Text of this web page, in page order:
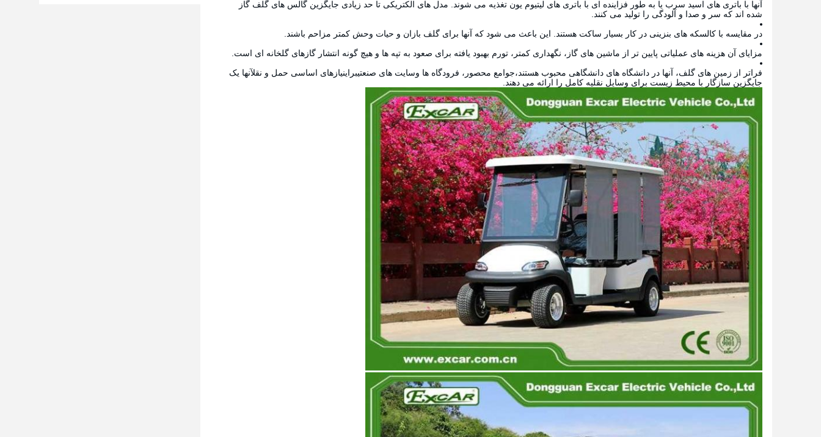
آنها با باتری های اسید سرب یا به طور فزاینده ای با باتری های لیتیوم یون تغذیه می شوند. مدل های الکتریکی تا حد زیادی جایگزین گالس های گلف گاز
شده اند که سر و صدا و آلودگی را تولید می کنند.
در مقایسه با کالسکه های بنزینی در کار بسیار ساکت هستند. این باعث می شود که آنها برای گلف بازان و حیات وحش کمتر مزاحم باشند.
مزایای آن هزینه های عملیاتی پایین تر از ماشین های گاز، نگهداری کمتر، تورم بهبود یافته برای صعود به تپه ها و هیچ گونه انتشار گازهای گلخانه ای است.
فراتر از زمین های گلف، آنها در دانشگاه های دانشگاهی محبوب هستند،جوامع محصور ، فرودگاه ها وسایت های صنعتیبراینیازهای اساسی حمل و نقلآنها یک
جایگزین سازگار با محیط زیست برای وسایل نقلیه کامل را ارائه می دهند.